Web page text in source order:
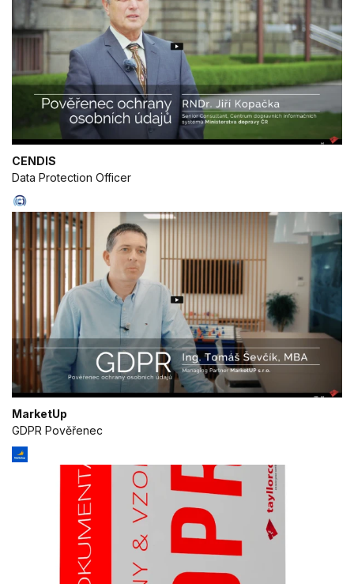
CENDIS
Data Protection Officer
MarketUp
GDPR Pověřenec
Use precise geolocation data
Identify devices based on information
actively requested
Non-IAB processing purposes:
Necessary
Performance
Functional
Advertising